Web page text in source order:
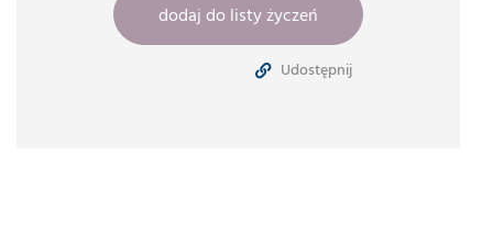
dodaj do listy życzeń
Udostępnij